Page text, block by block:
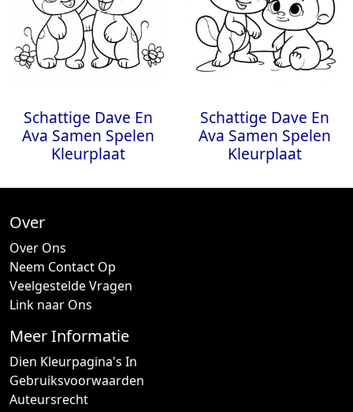
Schattige Dave En
Ava Samen Spelen
Kleurplaat
Schattige Dave En
Ava Samen Spelen
Kleurplaat
Over
Over Ons
Neem Contact Op
Veelgestelde Vragen
Link naar Ons
Meer Informatie
Dien Kleurpagina's In
Gebruiksvoorwaarden
Auteursrecht